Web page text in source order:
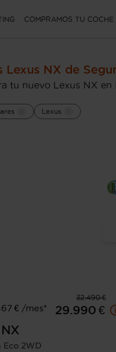
COMPRAMOS TU COCHE
Lexus NX de
tu nuevo Lexus NX en
Lexus
32.490 €
€ /mes*
29.990 €
NX
Eco 2WD